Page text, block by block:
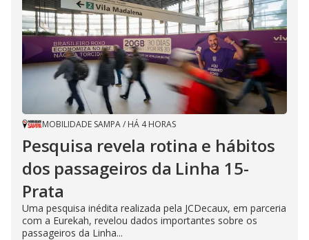
MOBILIDADE SAMPA/ HÁ 4 HORAS
Pesquisa revela rotina e hábitos
dos passageiros da Linha 15-
Prata
Uma pesquisa inédita realizada pela JCDecaux, em parceria
com a Eurekah, revelou dados importantes sobre os
passageiros da Linha...